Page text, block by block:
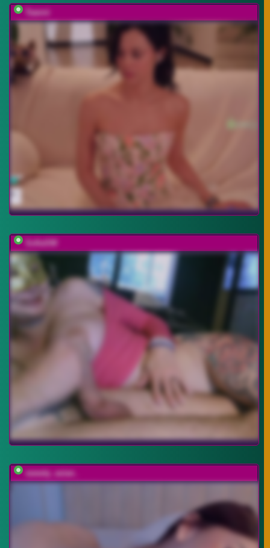
Taanni
SofiaSW
sweety_asian_